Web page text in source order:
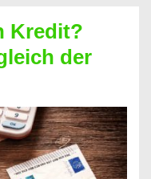
Kredit?
der